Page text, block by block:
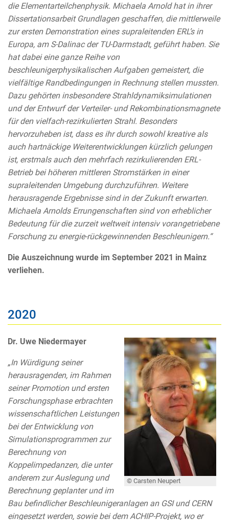
die Elementarteilchenphysik. Michaela Arnold hat in ihrer
Dissertationsarbeit Grundlagen geschaffen, die mittlerweile
zur ersten Demonstration eines supraleitenden ERL’s in
Europa, am S-Dalinac der TU-Darmstadt, geführt haben. Sie
hat dabei eine ganze Reihe von
beschleunigerphysikalischen Aufgaben gemeistert, die
vielfältige Randbedingungen in Rechnung stellen mussten.
Dazu gehörten insbesondere Strahldynamiksimulationen
und der Entwurf der Verteiler- und Rekombinationsmagnete
für den vielfach-rezirkulierten Strahl. Besonders
hervorzuheben ist, dass es ihr durch sowohl kreative als
auch hartnäckige Weiterentwicklungen kürzlich gelungen
ist, erstmals auch den mehrfach rezirkulierenden ERL-
Betrieb bei höheren mittleren Stromstärken in einer
supraleitenden Umgebung durchzuführen. Weitere
herausragende Ergebnisse sind in der Zukunft erwarten.
Michaela Arnolds Errungenschaften sind von erheblicher
Bedeutung für die zurzeit weltweit intensiv vorangetriebene
Forschung zu energie-rückgewinnenden Beschleunigern.“
Die Auszeichnung wurde im September 2021 in Mainz
verliehen.
2020
© Carsten Neupert
Dr. Uwe Niedermayer
„In Würdigung seiner
herausragenden, im Rahmen
seiner Promotion und ersten
Forschungsphase erbrachten
wissenschaftlichen Leistungen
bei der Entwicklung von
Simulationsprogrammen zur
Berechnung von
Koppelimpedanzen, die unter
anderem zur Auslegung und
Berechnung geplanter und im
Bau befindlicher Beschleunigeranlagen an GSI und CERN
eingesetzt werden, sowie bei dem ACHIP-Projekt, wo er